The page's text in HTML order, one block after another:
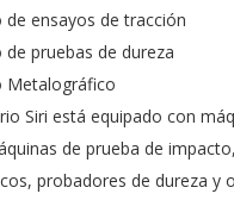
ensayos de tracción
pruebas de dureza
Metalográfico
Siri está equipado con
de prueba de
probadores de dureza y